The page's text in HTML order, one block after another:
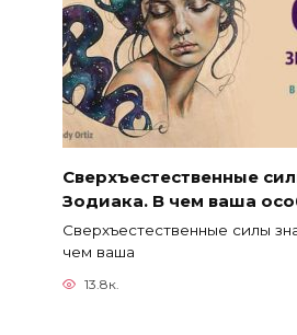
Сверхъестественные
Зодиака. В чем ваша
Сверхъестественные силы
чем ваша
13.8к.